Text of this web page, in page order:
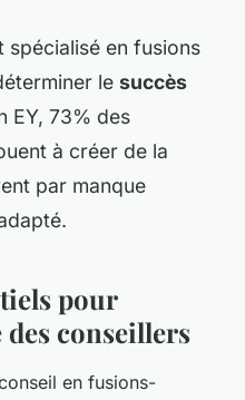
spécialisé en fusions
le succès
EY, 73% des
à créer de la
par manque
pour
conseillers
en fusions-